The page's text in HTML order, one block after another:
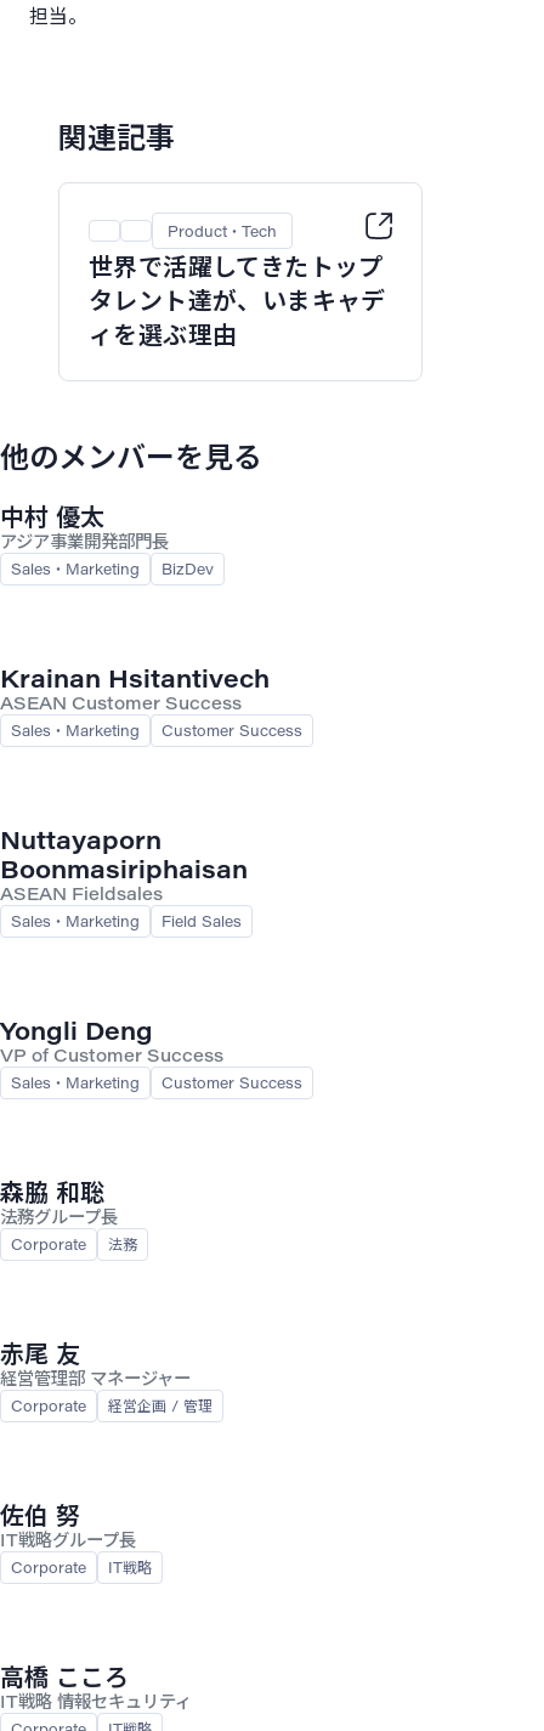
担当。
関連記事
Product・Tech
世界で活躍してきたトップ
タレント達が、いまキャデ
ィを選ぶ理由
他のメンバーを見る
中村 優太
アジア事業開発部門長
Sales・Marketing BizDev
Krainan Hsitantivech
ASEAN Customer Success
Sales・Marketing Customer Success
Nuttayaporn
Boonmasiriphaisan
ASEAN Fieldsales
Sales・Marketing Field Sales
Yongli Deng
VP of Customer Success
Sales・Marketing Customer Success
森脇 和聡
法務グループ長
Corporate 法務
赤尾 友
経営管理部 マネージャー
Corporate 経営企画 / 管理
佐伯 努
IT戦略グループ長
Corporate IT戦略
高橋 こころ
IT戦略 情報セキュリティ